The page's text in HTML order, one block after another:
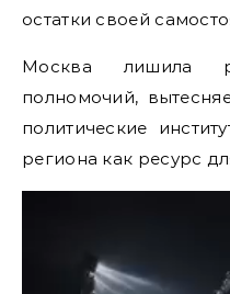
остатки своей
Москва лишила
полномочий,
политические
региона как ресурс